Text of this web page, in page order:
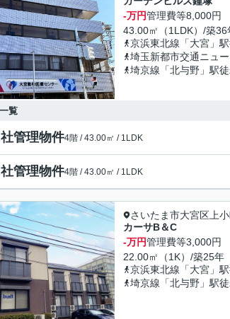
-万円管理費等8,000円
43.00㎡（1LDK）/築36
京浜東北線「大宮」
埼玉新都市交通ニュ
埼京線「北与野」駅
覧
管理物件4階 / 43.00㎡ / 1LDK
管理物件4階 / 43.00㎡ / 1LDK
さいたま市大宮区上
カーサB＆C
-万円管理費等3,000円
22.00㎡（1K）/築25年
京浜東北線「大宮」
埼京線「北与野」駅